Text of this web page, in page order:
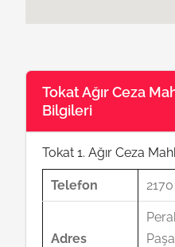
Tokat Ağır Ceza
Bilgileri
Tokat 1. Ağır Ceza
Telefon 2170
Adres